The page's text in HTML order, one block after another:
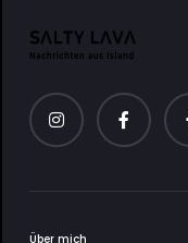
Über mich